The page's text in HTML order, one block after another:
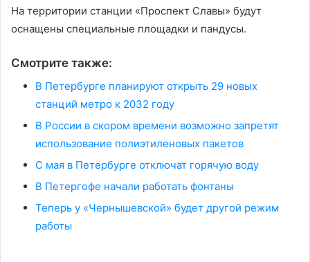
На территории станции «Проспект Славы» будут
оснащены специальные площадки и пандусы.
Смотрите также:
В Петербурге планируют открыть 29 новых
станций метро к 2032 году
В России в скором времени возможно запретят
использование полиэтиленовых пакетов
С мая в Петербурге отключат горячую воду
В Петергофе начали работать фонтаны
Теперь у «Чернышевской» будет другой режим
работы